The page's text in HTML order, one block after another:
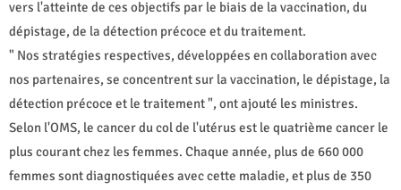
vers l'atteinte de ces objectifs par le biais de la vaccination, du
dépistage, de la détection précoce et du traitement.
" Nos stratégies respectives, développées en collaboration avec
nos partenaires, se concentrent sur la vaccination, le dépistage, la
détection précoce et le traitement ", ont ajouté les ministres.
Selon l'OMS, le cancer du col de l'utérus est le quatrième cancer le
plus courant chez les femmes. Chaque année, plus de 660 000
femmes sont diagnostiquées avec cette maladie, et plus de 350